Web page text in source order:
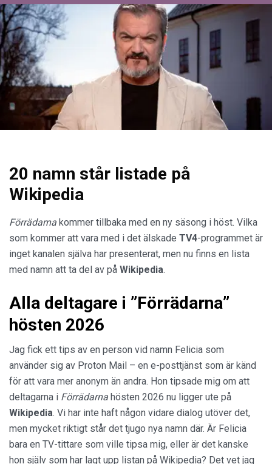
20 namn står listade på
Wikipedia
Förrädarna kommer tillbaka med en ny säsong i höst. Vilka
som kommer att vara med i det älskade TV4-programmet är
inget kanalen själva har presenterat, men nu finns en lista
med namn att ta del av på Wikipedia.
Alla deltagare i ”Förrädarna”
hösten 2026
Jag fick ett tips av en person vid namn Felicia som
använder sig av Proton Mail – en e-posttjänst som är känd
för att vara mer anonym än andra. Hon tipsade mig om att
deltagarna i Förrädarna hösten 2026 nu ligger ute på
Wikipedia. Vi har inte haft någon vidare dialog utöver det,
men mycket riktigt står det tjugo nya namn där. Är Felicia
bara en TV-tittare som ville tipsa mig, eller är det kanske
hon själv som har lagt upp listan på Wikipedia? Det vet jag